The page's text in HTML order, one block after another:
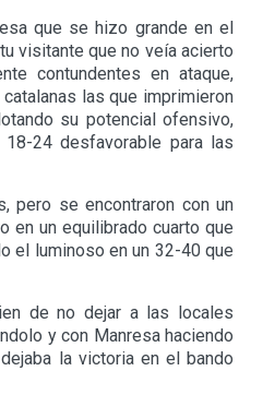
que se hizo grande en el
visitante que no veía acierto
contundentes en ataque,
las que imprimieron
su potencial ofensivo,
24 desfavorable para las
pero se encontraron con un
en un equilibrado cuarto que
el luminoso en un 32-40 que
de no dejar a las locales
y con Manresa haciendo
la victoria en el bando